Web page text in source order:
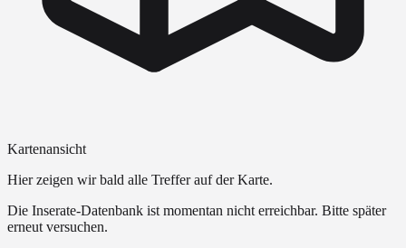
Kartenansicht
Hier zeigen wir bald alle Treffer auf der Karte.
Die Inserate-Datenbank ist momentan nicht erreichbar. Bitte später
erneut versuchen.